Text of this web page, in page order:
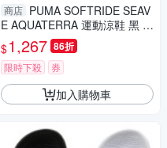
商店 PUMA SOFTRIDE SEAV
E AQUATERRA 運動涼鞋 黑 4
04540-01 男鞋
$1,267 86折
限時下殺 券
加入購物車